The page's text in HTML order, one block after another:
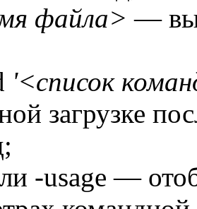
файла>—
'<список
загрузке
-usage —